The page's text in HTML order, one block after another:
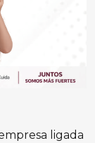
ligada